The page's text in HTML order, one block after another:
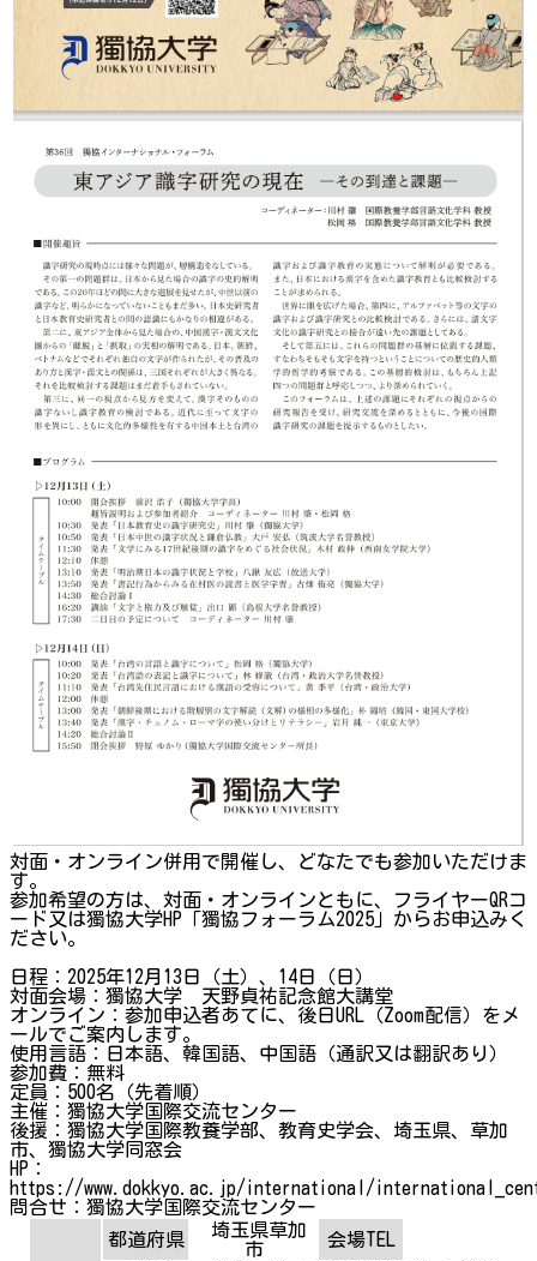
対面・オンライン併用で開催し、どなたでも参加いただけま
す。
参加希望の方は、対面・オンラインともに、フライヤーQRコ
ード又は獨協大学HP「獨協フォーラム2025」からお申込みく
ださい。
日程：2025年12月13日（土）、14日（日）
対面会場：獨協大学 天野貞祐記念館大講堂
オンライン：参加申込者あてに、後日URL（Zoom配信）をメ
ールでご案内します。
使用言語：日本語、韓国語、中国語（通訳又は翻訳あり）
参加費：無料
定員：500名（先着順）
主催：獨協大学国際交流センター
後援：獨協大学国際教養学部、教育史学会、埼玉県、草加
市、獨協大学同窓会
HP：
https://www.dokkyo.ac.jp/international/
問合せ：獨協大学国際交流センター
都道府県
埼玉県草加
市
会場TEL